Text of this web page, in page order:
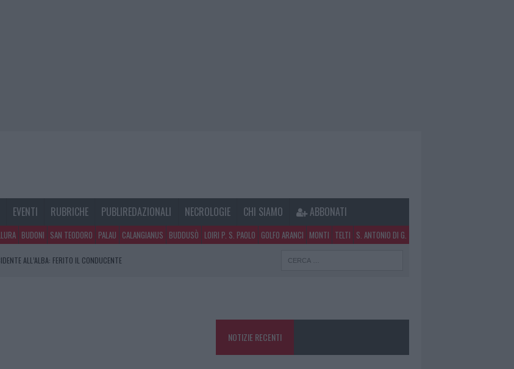
EVENTI RUBRICHE PUBLIREDAZIONALI NECROLOGIE CHI SIAMO ABBONATI
BUDONI SAN TEODORO PALAU CALANGIANUS BUDDUSÒ LOIRI P. S. PAOLO GOLFO ARANCI MONTI TELTI S. ANTONIO DI G.
ALL’ALBA: FERITO IL CONDUCENTE
BUSSANO ALLE PORTE
NOTIZIE RECENTI